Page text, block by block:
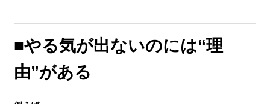
高校生
大学受験の方
■やる気が出ないのには“理
由”がある